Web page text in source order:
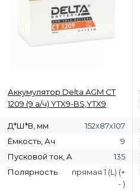
Аккумулятор Delta AGM СТ
1209 (9 а/ч) YTX9-BS,YTX9
Д*Ш*В, мм
152х87х107
Ёмкость, Ач
9
Пусковой ток, A
135
Полярность
прямая 1 (L) (+
- )